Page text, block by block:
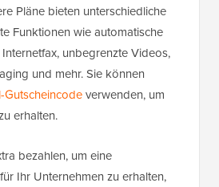
Pläne bieten unterschiedliche
Funktionen wie automatische
unbegrenzte Videos,
und mehr. Sie können
Gutscheincodeverwenden, um
erhalten.
bezahlen, um eine
für Ihr Unternehmen zu erhalten,